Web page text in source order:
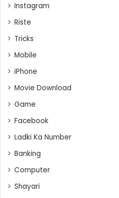
Instagram
Riste
Tricks
Mobile
iPhone
Movie Download
Game
Facebook
Ladki Ka Number
Banking
Computer
Shayari